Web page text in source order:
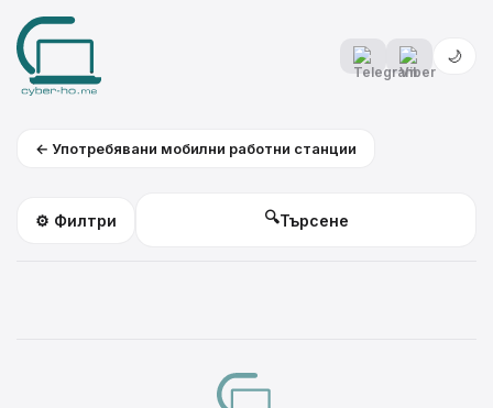
🌙
← Употребявани мобилни работни станции
⚙️ Филтри 🔍